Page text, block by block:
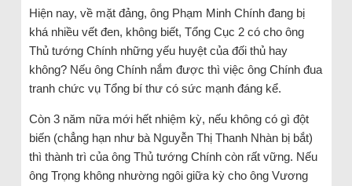
Hiện nay, về mặt đảng, ông Phạm Minh Chính đang bị
khá nhiều vết đen, không biết, Tổng Cục 2 có cho ông
Thủ tướng Chính những yếu huyệt của đối thủ hay
không? Nếu ông Chính nắm được thì việc ông Chính đua
tranh chức vụ Tổng bí thư có sức mạnh đáng kể.
Còn 3 năm nữa mới hết nhiệm kỳ, nếu không có gì đột
biến (chẳng hạn như bà Nguyễn Thị Thanh Nhàn bị bắt)
thì thành trì của ông Thủ tướng Chính còn rất vững. Nếu
ông Trọng không nhường ngôi giữa kỳ cho ông Vương